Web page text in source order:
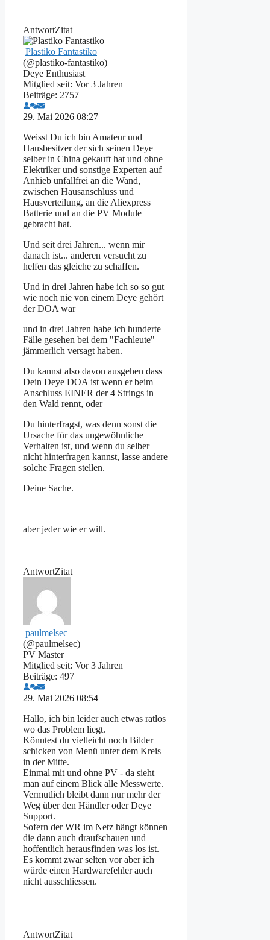
AntwortZitat
Plastiko Fantastiko
(@plastiko-fantastiko)
Deye Enthusiast
Mitglied seit: Vor 3 Jahren
Beiträge: 2757
29. Mai 2026 08:27
Weisst Du ich bin Amateur und
Hausbesitzer der sich seinen Deye
selber in China gekauft hat und ohne
Elektriker und sonstige Experten auf
Anhieb unfallfrei an die Wand,
zwischen Hausanschluss und
Hausverteilung, an die Aliexpress
Batterie und an die PV Module
gebracht hat.
Und seit drei Jahren... wenn mir
danach ist... anderen versucht zu
helfen das gleiche zu schaffen.
Und in drei Jahren habe ich so so gut
wie noch nie von einem Deye gehört
der DOA war
und in drei Jahren habe ich hunderte
Fälle gesehen bei dem "Fachleute"
jämmerlich versagt haben.
Du kannst also davon ausgehen dass
Dein Deye DOA ist wenn er beim
Anschluss EINER der 4 Strings in
den Wald rennt, oder
Du hinterfragst, was denn sonst die
Ursache für das ungewöhnliche
Verhalten ist, und wenn du selber
nicht hinterfragen kannst, lasse andere
solche Fragen stellen.
Deine Sache.
aber jeder wie er will.
AntwortZitat
paulmelsec
(@paulmelsec)
PV Master
Mitglied seit: Vor 3 Jahren
Beiträge: 497
29. Mai 2026 08:54
Hallo, ich bin leider auch etwas ratlos
wo das Problem liegt.
Könntest du vielleicht noch Bilder
schicken von Menü unter dem Kreis
in der Mitte.
Einmal mit und ohne PV - da sieht
man auf einem Blick alle Messwerte.
Vermutlich bleibt dann nur mehr der
Weg über den Händler oder Deye
Support.
Sofern der WR im Netz hängt können
die dann auch draufschauen und
hoffentlich herausfinden was los ist.
Es kommt zwar selten vor aber ich
würde einen Hardwarefehler auch
nicht ausschliessen.
AntwortZitat